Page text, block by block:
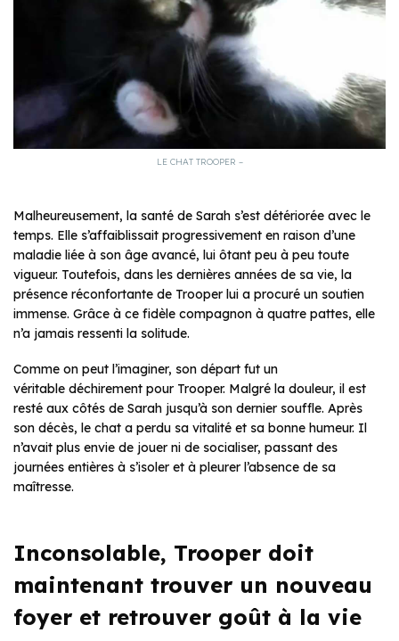
LE CHAT TROOPER –
Malheureusement, la santé de Sarah s’est détériorée avec le
temps. Elle s’affaiblissait progressivement en raison d’une
maladie liée à son âge avancé, lui ôtant peu à peu toute
vigueur. Toutefois, dans les dernières années de sa vie, la
présence réconfortante de Trooper lui a procuré un soutien
immense. Grâce à ce fidèle compagnon à quatre pattes, elle
n’a jamais ressenti la solitude.
Comme on peut l’imaginer, son départ fut un
véritable déchirement pour Trooper. Malgré la douleur, il est
resté aux côtés de Sarah jusqu’à son dernier souffle. Après
son décès, le chat a perdu sa vitalité et sa bonne humeur. Il
n’avait plus envie de jouer ni de socialiser, passant des
journées entières à s’isoler et à pleurer l’absence de sa
maîtresse.
Inconsolable, Trooper doit
maintenant trouver un nouveau
foyer et retrouver goût à la vie